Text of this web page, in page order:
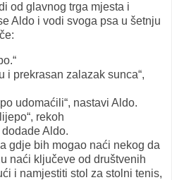
od glavnog trga mjesta i
Aldo i vodi svoga psa u šetnju
i prekrasan zalazak sunca“,
udomaćili“, nastavi Aldo.
rekoh
dodade Aldo.
gdje bih mogao naći nekog da
naći ključeve od društvenih
i namjestiti stol za stolni tenis,